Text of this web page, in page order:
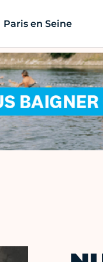
Paris en Seine